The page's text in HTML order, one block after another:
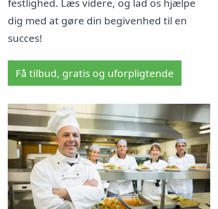
festlighed. Læs videre, og lad os hjælpe
dig med at gøre din begivenhed til en
succes!
Få tilbud, gratis og uforpligtende